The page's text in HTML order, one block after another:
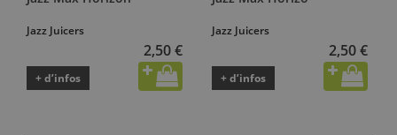
Jazz Juicers
2,50 €
+ d’infos
Jazz Juicers
2,50 €
+ d’infos